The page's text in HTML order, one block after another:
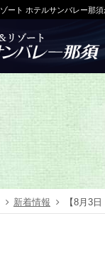
ート ホテルサンバレー那
新着情報 【8月3